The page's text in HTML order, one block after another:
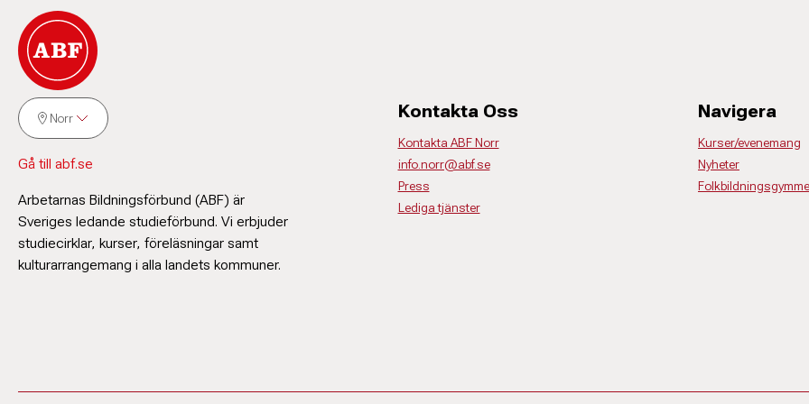
Norr
Gå till abf.se
Arbetarnas Bildningsförbund (ABF) är
Sveriges ledande studieförbund. Vi erbjuder
studiecirklar, kurser, föreläsningar samt
kulturarrangemang i alla landets kommuner.
Kontakta Oss
Kontakta ABF Norr
info.norr@abf.se
Press
Lediga tjänster
Navigera
Kurser/evenemang
Nyheter